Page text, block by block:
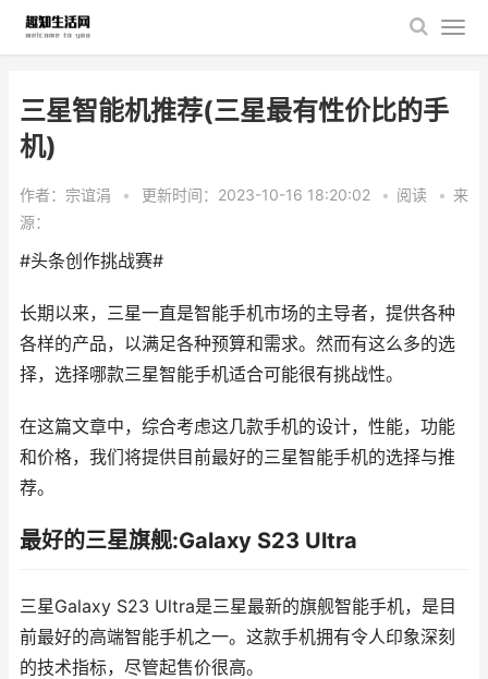
三星智能机推荐(三星最有性价比的手
机)
作者：宗谊涓 • 更新时间：2023-10-16 18:20:02 • 阅读 • 来
源：
#头条创作挑战赛#
长期以来，三星一直是智能手机市场的主导者，提供各种
各样的产品，以满足各种预算和需求。然而有这么多的选
择，选择哪款三星智能手机适合可能很有挑战性。
在这篇文章中，综合考虑这几款手机的设计，性能，功能
和价格，我们将提供目前最好的三星智能手机的选择与推
荐。
最好的三星旗舰:Galaxy S23 Ultra
三星Galaxy S23 Ultra是三星最新的旗舰智能手机，是目
前最好的高端智能手机之一。这款手机拥有令人印象深刻
的技术指标，尽管起售价很高。